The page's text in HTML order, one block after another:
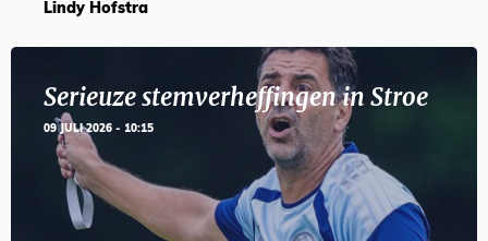
Lindy Hofstra
Serieuze stemverheffingen in Stroe
09 JULI 2026 - 10:15